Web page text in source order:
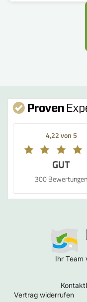
4,22 von 5
GUT
300 Bewertungen
Ihr Team
Kontakt
Vertrag widerrufen